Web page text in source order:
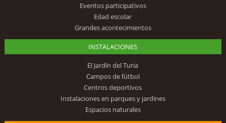
Eventos participativos
Edad escolar
Grandes acontecimientos
INSTALACIONES
El Jardín del Turia
Campos de fútbol
Centros deportivos
Instalaciones en parques y jardines
Espacios naturales